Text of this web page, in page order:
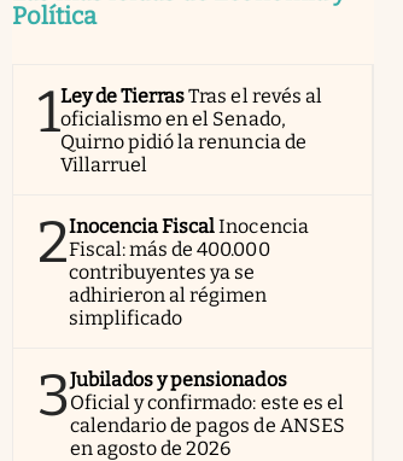
Política
1Ley de TierrasTras el revés al
oficialismo en el Senado,
Quirno pidió la renuncia de
Villarruel
2Inocencia FiscalInocencia
Fiscal: más de 400.000
contribuyentes ya se
adhirieron al régimen
simplificado
3Jubilados y pensionados
Oficial y confirmado: este es el
calendario de pagos de ANSES
en agosto de 2026